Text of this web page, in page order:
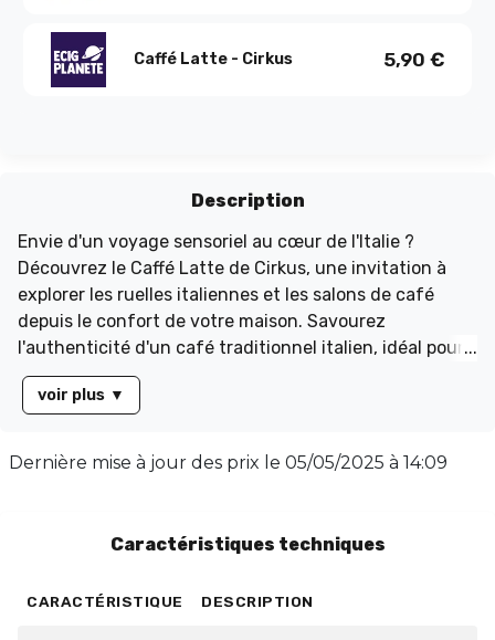
Caffé Latte - Cirkus 5,90 €
Description
Envie d'un voyage sensoriel au cœur de l'Italie ?
Découvrez le Caffé Latte de Cirkus, une invitation à
explorer les ruelles italiennes et les salons de café
depuis le confort de votre maison. Savourez
l'authenticité d'un café traditionnel italien, idéal pour
une pause détente et revitalisante. Ce e-liquide est
proposé en flacon de 10 ml, avec un équilibre parfait de
garantissant une expérience de vapotage
réconfortants.
voir plus ▼
Dernière mise à jour des prix le 05/05/2025 à 14:09
Caractéristiques techniques
CARACTÉRISTIQUE DESCRIPTION